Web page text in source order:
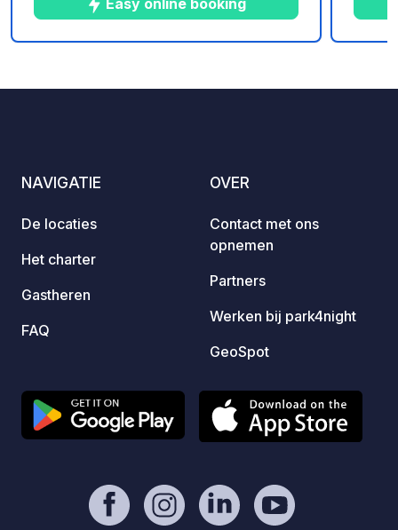
Easy online booking
NAVIGATIE
De locaties
Het charter
Gastheren
FAQ
OVER
Contact met ons
opnemen
Partners
Werken bij park4night
GeoSpot